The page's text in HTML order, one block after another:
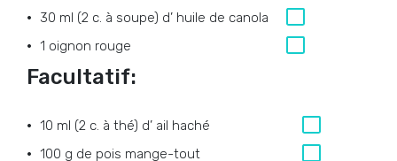
30 ml (2 c. à soupe) d’ huile de canola
1 oignon rouge
Facultatif:
10 ml (2 c. à thé) d’ ail haché
100 g de pois mange-tout